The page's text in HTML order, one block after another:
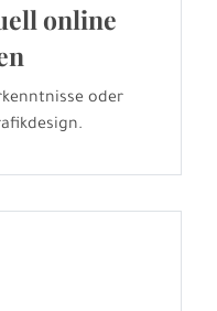
online
oder